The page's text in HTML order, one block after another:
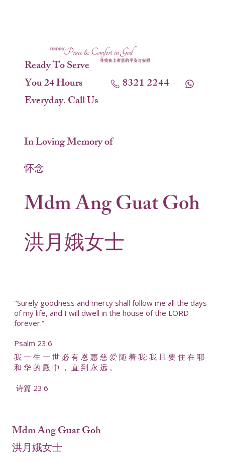
Ready To Serve
You 24 Hours
Everyday. Call Us
8321 2244
In Loving Memory of
怀念
Mdm Ang Guat Goh
洪月娥女士
"Surely goodness and mercy shall follow me all the days
of my life, and I will dwell in the house of the LORD
forever.”
Psalm 23:6
我 一 生 一 世 必 有 恩 惠 慈 爱 随 着 我; 我 且 要 住 在 耶
和 华 的 殿 中 ， 直 到 永 远 。
诗篇 23:6
Mdm Ang Guat Goh
洪月娥女士